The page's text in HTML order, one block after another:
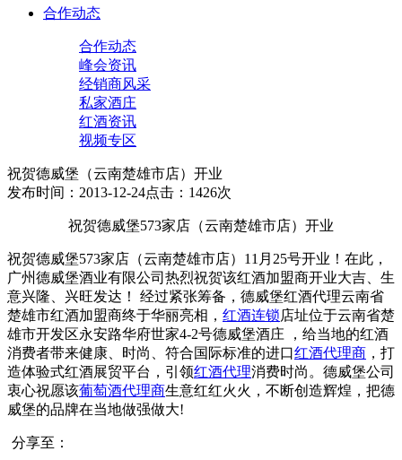
合作动态
合作动态
峰会资讯
经销商风采
私家酒庄
红酒资讯
视频专区
祝贺德威堡（云南楚雄市店）开业
发布时间：2013-12-24点击：1426次
祝贺德威堡573家店（云南楚雄市店）开业
祝贺德威堡573家店（云南楚雄市店）11月25号开业！在此，
广州德威堡酒业有限公司热烈祝贺该红酒加盟商开业大吉、生
意兴隆、兴旺发达！ 经过紧张筹备，德威堡红酒代理云南省
楚雄市红酒加盟商终于华丽亮相， 红酒连锁店址位于云南省楚
雄市开发区永安路华府世家4-2号德威堡酒庄 ，给当地的红酒
消费者带来健康、时尚、符合国际标准的进口红酒代理商 ，打
造体验式红酒展贸平台，引领红酒代理消费时尚。德威堡公司
衷心祝愿该葡萄酒代理商生意红红火火，不断创造辉煌，把德
威堡的品牌在当地做强做大!
分享至：